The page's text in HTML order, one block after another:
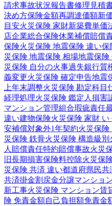
請求事故状況報告書修理見積
決め方保険金額再調達価額新
目安火災保険 家財新築費単価
店企業総合保険休業補償賠償
保険火災保険 地震保険 違い保
災保険 地震保険 相場地震保険
災保険 自分の火事過失銀行質
義変更火災保険 確定申告地震
上年末調整火災保険 勘定科目
経理処理火災保険 鑑定人 損害
マンション管理組合瑕疵責任
違い建物保険火災保険 家財 い
安補償対象外1年契約火災保険
災保険 鉄骨火災保険 構造級別
人賠償責任特約賠償事故火災
旧長期損害保険料控除火災保
災保険 共済 違い都道府県民共
共済掛金割戻金分譲マンショ
新工事火災保険 マンション賃
険 免責金額自己負担額免責金